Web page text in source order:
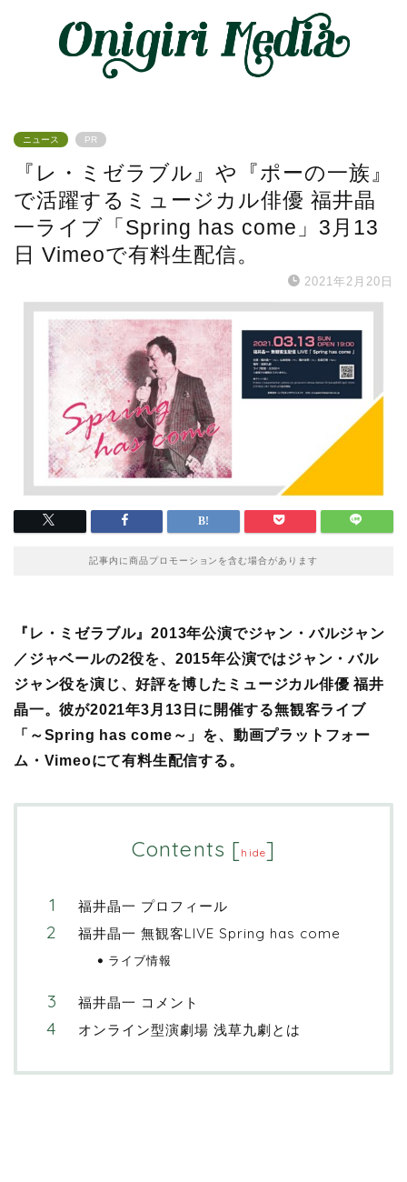
ニュース PR
『レ・ミゼラブル』や『ポーの一族』
で活躍するミュージカル俳優 福井晶
一ライブ「Spring has come」3月13
日 Vimeoで有料生配信。
2021年2月20日
記事内に商品プロモーションを含む場合があります
『レ・ミゼラブル』2013年公演でジャン・バルジャン
／ジャベールの2役を、2015年公演ではジャン・バル
ジャン役を演じ、好評を博したミュージカル俳優 福井
晶一。彼が2021年3月13日に開催する無観客ライブ
「～Spring has come～」を、動画プラットフォー
ム・Vimeoにて有料生配信する。
Contents [hide]
福井晶一 プロフィール
福井晶一 無観客LIVE Spring has come
ライブ情報
福井晶一 コメント
オンライン型演劇場 浅草九劇とは